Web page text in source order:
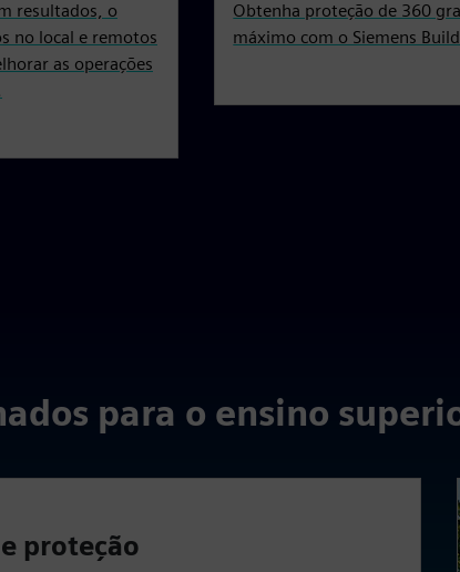
resultados, o
no local e remotos
as operações
Obtenha proteção de 360
máximo com o Siemens
para o ensino
proteção